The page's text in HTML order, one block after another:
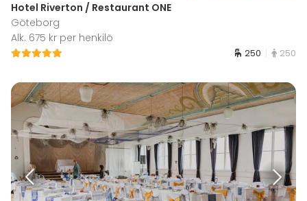
Hotel Riverton / Restaurant ONE
Göteborg
Alk. 675 kr per henkilö
250 250